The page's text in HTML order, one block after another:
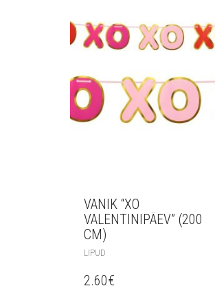
VANIK “XO
VALENTINIPÄEV” (200
CM)
LIPUD
2.60€